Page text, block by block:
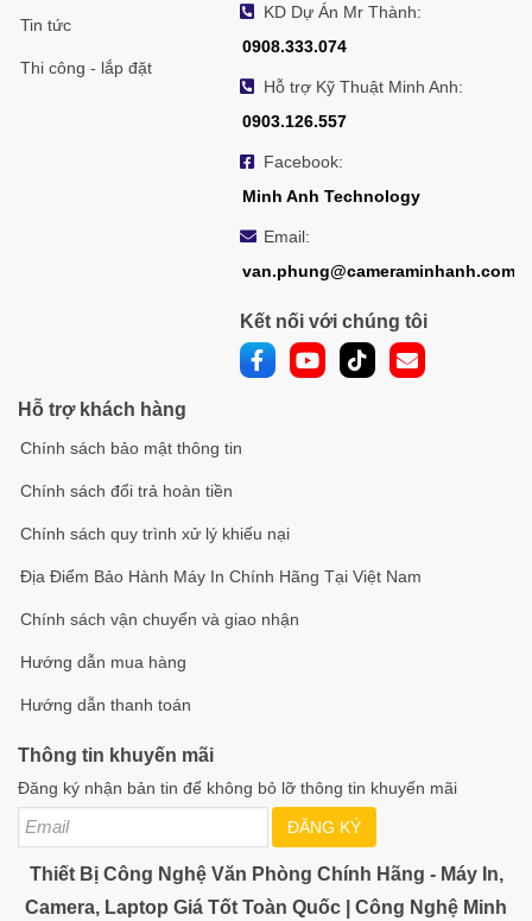
Tin tức
Thi công - lắp đặt
KD Dự Án Mr Thành:
0908.333.074
Hỗ trợ Kỹ Thuật Minh Anh:
0903.126.557
Facebook:
Minh Anh Technology
Email:
van.phung@cameraminhanh.com
Kết nối với chúng tôi
Hỗ trợ khách hàng
Chính sách bảo mật thông tin
Chính sách đổi trả hoàn tiền
Chính sách quy trình xử lý khiếu nại
Địa Điểm Bảo Hành Máy In Chính Hãng Tại Việt Nam
Chính sách vận chuyển và giao nhận
Hướng dẫn mua hàng
Hướng dẫn thanh toán
Thông tin khuyến mãi
Đăng ký nhận bản tin để không bỏ lỡ thông tin khuyến mãi
ĐĂNG KÝ
Thiết Bị Công Nghệ Văn Phòng Chính Hãng - Máy In,
Camera, Laptop Giá Tốt Toàn Quốc | Công Nghệ Minh